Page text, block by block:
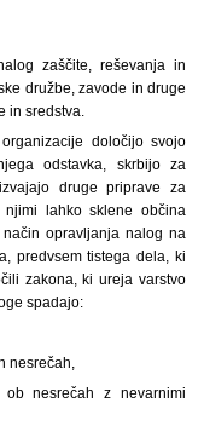
zaščite, reševanja in
družbe, zavode in druge
in sredstva.
določijo svojo
odstavka, skrbijo za
druge priprave za
lahko sklene občina
opravljanja nalog na
predvsem tistega dela, ki
zakona, ki ureja varstvo
spadajo:
nesrečah,
nesrečah z nevarnimi